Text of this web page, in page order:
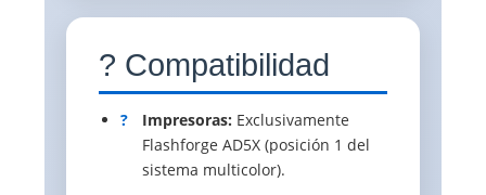
? Compatibilidad
? Impresoras: Exclusivamente
Flashforge AD5X (posición 1 del
sistema multicolor).